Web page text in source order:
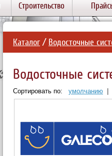
Строительство
Каталог / Водосточные
Водосточные
Сортировать по: умолчанию